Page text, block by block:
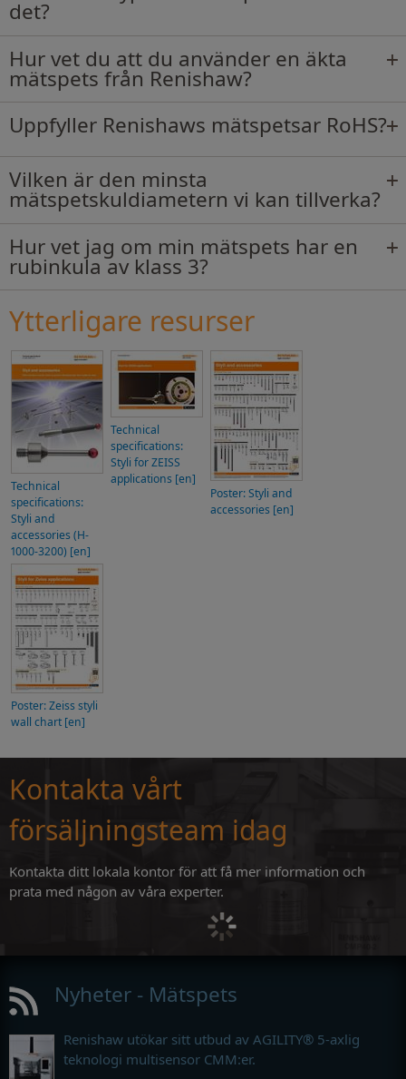
det?
Hur vet du att du använder en äkta
mätspets från Renishaw?
Uppfyller Renishaws mätspetsar RoHS?
Vilken är den minsta
mätspetskuldiametern vi kan tillverka?
Hur vet jag om min mätspets har en
rubinkula av klass 3?
Ytterligare resurser
Technical
specifications:
Styli and
accessories (H-
1000-3200) [en]
Technical
specifications:
Styli for ZEISS
applications [en]
Poster: Styli and
accessories [en]
Poster: Zeiss styli
wall chart [en]
Kontakta vårt
försäljningsteam idag
Kontakta ditt lokala kontor för att få mer information och
prata med någon av våra experter.
Nyheter - Mätspets
Renishaw utökar sitt utbud av AGILITY® 5-axlig
teknologi multisensor CMM:er.